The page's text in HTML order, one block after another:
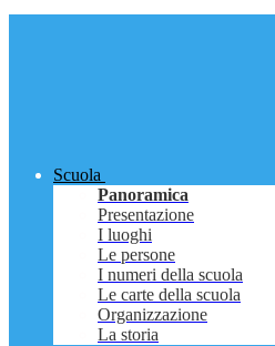
Scuola
Panoramica
Presentazione
I luoghi
Le persone
I numeri della scuola
Le carte della scuola
Organizzazione
La storia